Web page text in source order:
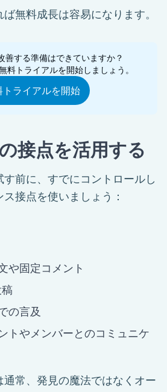
無料成長は容易になります。
する準備はできていますか？
トライアルを開始しましょう。
トライアルを開始
接点を活用する
前に、すでにコントロールし
接点を使いましょう：
や固定コメント
の言及
トやメンバーとのコミュニケ
通常、発見の魔法ではなくオー